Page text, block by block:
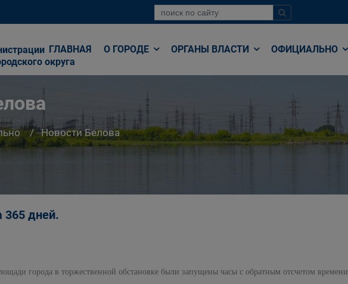
округа
ГЛАВНАЯ О ГОРОДЕ ОРГАНЫ ВЛАСТИ ОФИЦИАЛЬНО
Новости Белова
365 дней.
города в торжественной обстановке были запущены часы с обратным отсчетом